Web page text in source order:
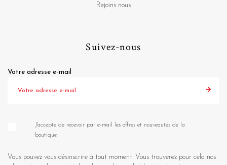
Rejoins nous
Suivez-nous
Votre adresse e-mail
J'accepte de recevoir par e-mail les offres et nouveautés de la
boutique
Vous pouvez vous désinscrire à tout moment. Vous trouverez pour cela nos